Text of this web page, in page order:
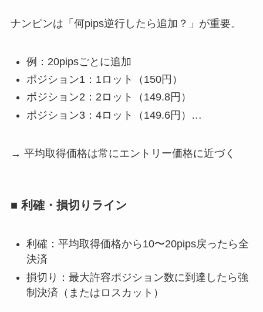
ナンピンは「何pips逆行したら追加？」が重要。
例：20pipsごとに追加
ポジション1：1ロット（150円）
ポジション2：2ロット（149.8円）
ポジション3：4ロット（149.6円）…
→ 平均取得価格は常にエントリー価格に近づく
■ 利確・損切りライン
利確：平均取得価格から10〜20pips戻ったら全
決済
損切り：最大許容ポジション数に到達したら強
制決済（またはロスカット）